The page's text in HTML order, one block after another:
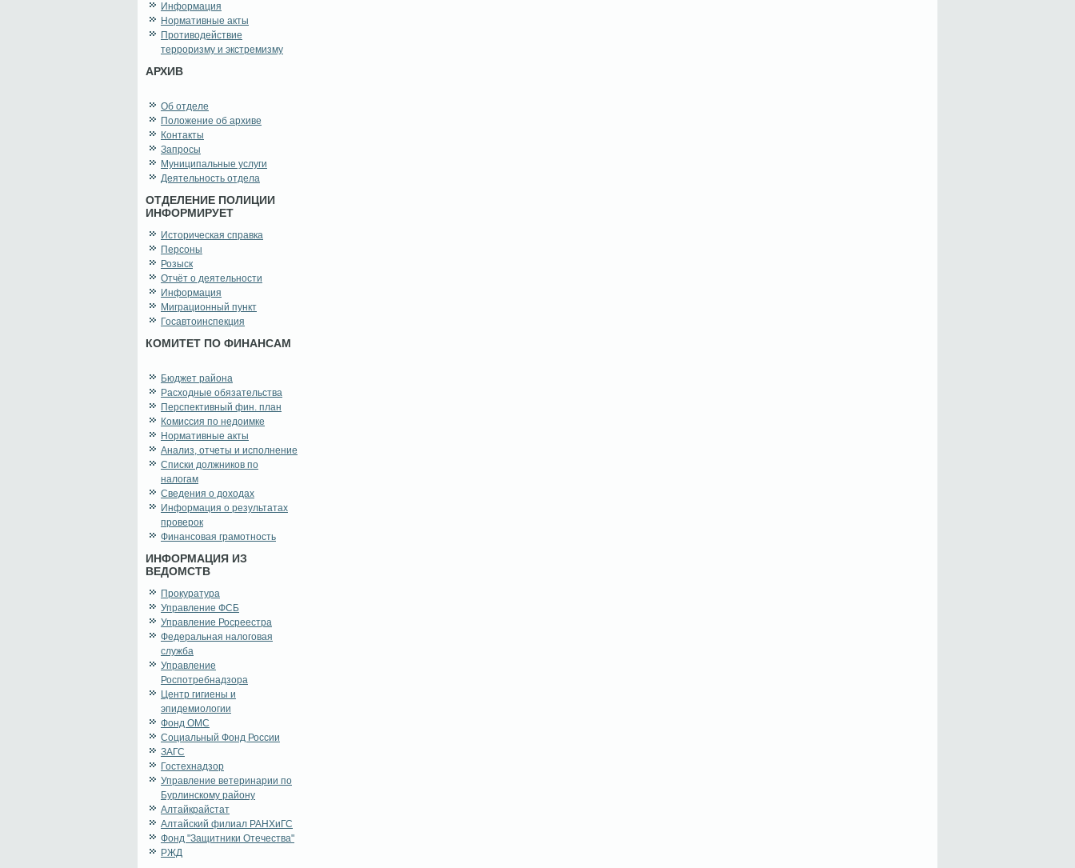
Информация
Нормативные акты
Противодействие
терроризму и экстремизму
АРХИВ
Об отделе
Положение об архиве
Контакты
Запросы
Муниципальные услуги
Деятельность отдела
ОТДЕЛЕНИЕ ПОЛИЦИИ
ИНФОРМИРУЕТ
Историческая справка
Персоны
Розыск
Отчёт о деятельности
Информация
Миграционный пункт
Госавтоинспекция
КОМИТЕТ ПО ФИНАНСАМ
Бюджет района
Расходные обязательства
Перспективный фин. план
Комиссия по недоимке
Нормативные акты
Анализ, отчеты и исполнение
Списки должников по
налогам
Сведения о доходах
Информация о результатах
проверок
Финансовая грамотность
ИНФОРМАЦИЯ ИЗ
ВЕДОМСТВ
Прокуратура
Управление ФСБ
Управление Росреестра
Федеральная налоговая
служба
Управление
Роспотребнадзора
Центр гигиены и
эпидемиологии
Фонд ОМС
Социальный Фонд России
ЗАГС
Гостехнадзор
Управление ветеринарии по
Бурлинскому району
Алтайкрайстат
Алтайский филиал РАНХиГС
Фонд "Защитники Отечества"
РЖД